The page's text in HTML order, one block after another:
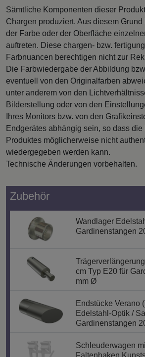
Sämtliche Komponenten dieser
Chargen produziert. Aus diesem
der Farbe oder der Oberfläche
auftreten. Diese chargen- bzw.
Farbnuancen berechtigen nicht zur
Die Farbwiedergabe der Abbildung
eventuell von den Originalfarben
unter anderem von den
Bilderstellung oder von den
Ihres Monitors bzw. von den
Endgerätes abhängig sein, so dass die
Produktes möglicherweise nicht
wiedergegeben werden kann.
Technische Änderungen vorbehalten.
Zubehör
Wandlager
Gardinenstangen
cm Typ E20 für
mm Ø
Endstücke Verano
Edelstahl-Optik /
Gardinenstangen
Schleuderwagen